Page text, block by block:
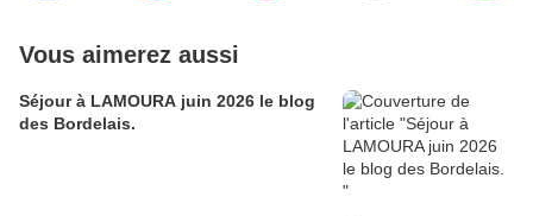
Vous aimerez aussi
Séjour à LAMOURA juin 2026 le blog
des Bordelais.